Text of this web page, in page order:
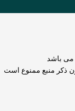
می باشد
ذکر منبع ممنوع است